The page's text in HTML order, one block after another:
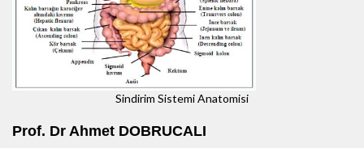
Sindirim Sistemi Anatomisi
Prof. Dr Ahmet DOBRUCALI